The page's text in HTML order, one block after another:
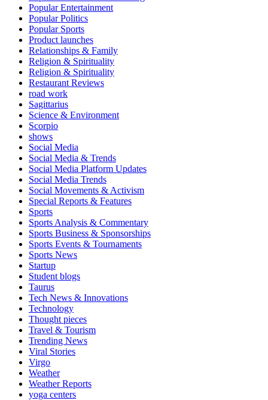
Popular Entertainment
Popular Politics
Popular Sports
Product launches
Relationships & Family
Religion & Spirituality
Religion & Spirituality
Restaurant Reviews
road work
Sagittarius
Science & Environment
Scorpio
shows
Social Media
Social Media & Trends
Social Media Platform Updates
Social Media Trends
Social Movements & Activism
Special Reports & Features
Sports
Sports Analysis & Commentary
Sports Business & Sponsorships
Sports Events & Tournaments
Sports News
Startup
Student blogs
Taurus
Tech News & Innovations
Technology
Thought pieces
Travel & Tourism
Trending News
Viral Stories
Virgo
Weather
Weather Reports
yoga centers